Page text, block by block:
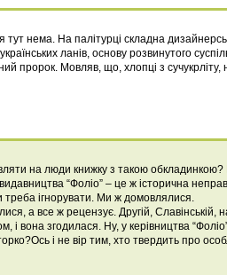
тут нема. На палітурці складна
ланів, основу розвинутого
пророк. Мовляв, що, хлопці з сучукрліту,
на люди книжку з такою
“Фоліо” – це ж історична
треба ігнорувати. Ми ж домовлялися.
а все ж рецензує. Другій, Славінській,
і вона згодилася. Ну, у керівництва
і не вір тим, хто твердить про